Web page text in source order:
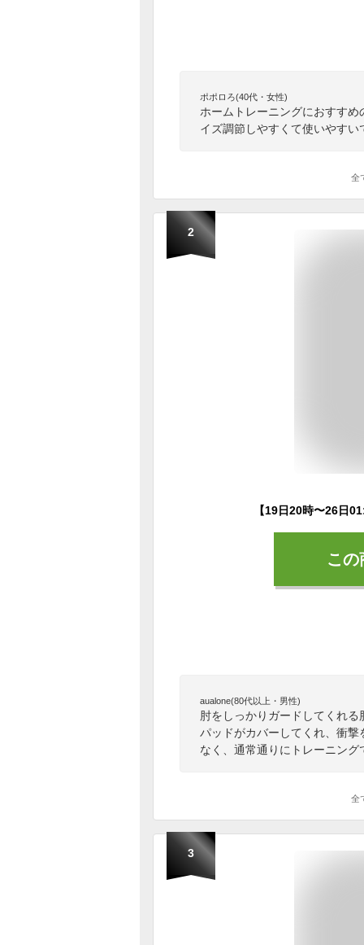
ポポロろ(40代・女性)
ホームトレーニングにおすす
イズ調節しやすくて使いやすい
全
2
こ
aualone(80代以上・男性)
肘をしっかりガードしてくれ
パッドがカバーしてくれ、衝
なく、通常通りにトレーニン
全
3